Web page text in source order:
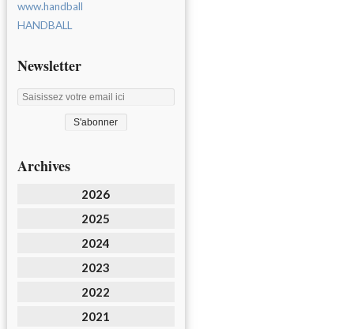
www.handball
HANDBALL
Newsletter
Archives
2026
2025
2024
2023
2022
2021